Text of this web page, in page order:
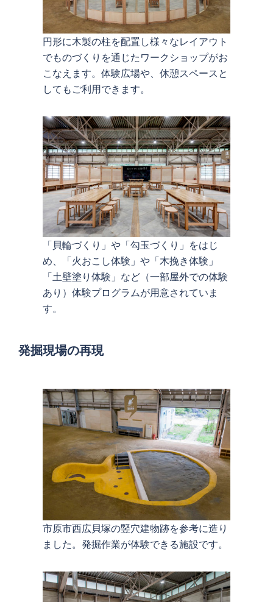
円形に木製の柱を配置し様々なレイアウト
でものづくりを通じたワークショップがお
こなえます。体験広場や、休憩スペースと
してもご利用できます。
「貝輪づくり」や「勾玉づくり」をはじ
め、「火おこし体験」や「木挽き体験」
「土壁塗り体験」など（一部屋外での体験
あり）体験プログラムが用意されていま
す。
発掘現場の再現
市原市西広貝塚の竪穴建物跡を参考に造り
ました。発掘作業が体験できる施設です。